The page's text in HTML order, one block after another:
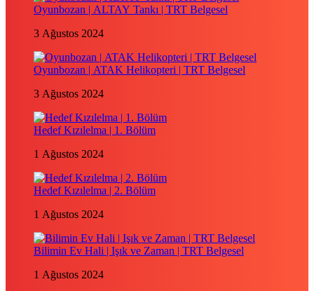
Oyunbozan | ALTAY Tankı | TRT Belgesel
3 Ağustos 2024
Oyunbozan | ATAK Helikopteri | TRT Belgesel
3 Ağustos 2024
Hedef Kızılelma | 1. Bölüm
1 Ağustos 2024
Hedef Kızılelma | 2. Bölüm
1 Ağustos 2024
Bilimin Ev Hali | Işık ve Zaman | TRT Belgesel
1 Ağustos 2024